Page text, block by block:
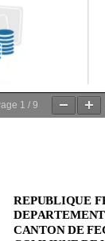
notre site en
1 / 9